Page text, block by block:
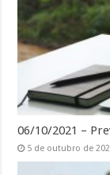
06/10/2021 –
5 de outubro de